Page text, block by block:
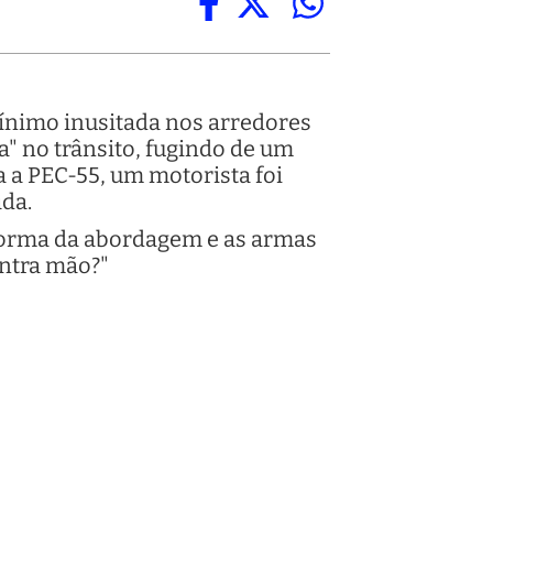
inusitada nos arredores
no trânsito, fugindo de um
PEC-55, um motorista foi
da abordagem e as armas
mão?"